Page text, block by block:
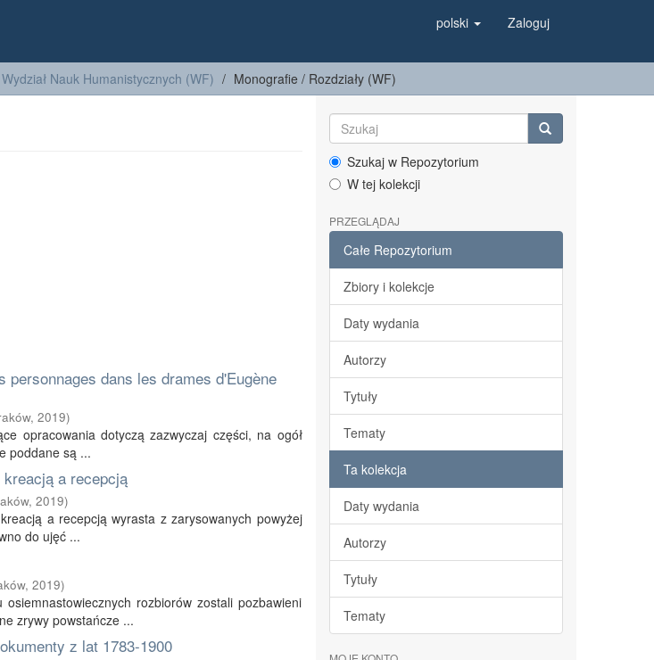
polski Zaloguj
Wydział Nauk Humanistycznych (WF) Monografie / Rozdziały (WF)
dans les drames d'Eugène
, 2019)
opracowania dotyczą zazwyczaj części, na ogół
poddane są ...
a recepcją
, 2019)
a recepcją wyrasta z zarysowanych powyżej
do ujęć ...
, 2019)
rozbiorów zostali pozbawieni
zrywy powstańcze ...
z lat 1783-1900
Szukaj w Repozytorium
W tej kolekcji
PRZEGLĄDAJ
Całe Repozytorium
Zbiory i kolekcje
Daty wydania
Autorzy
Tytuły
Tematy
Ta kolekcja
Daty wydania
Autorzy
Tytuły
Tematy